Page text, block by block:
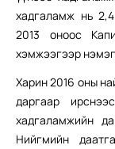
хадгаламж нь
2013 оноос
хэмжээгээр
Харин 2016 оны
даргаар
хадгаламжийн
Нийгмийн